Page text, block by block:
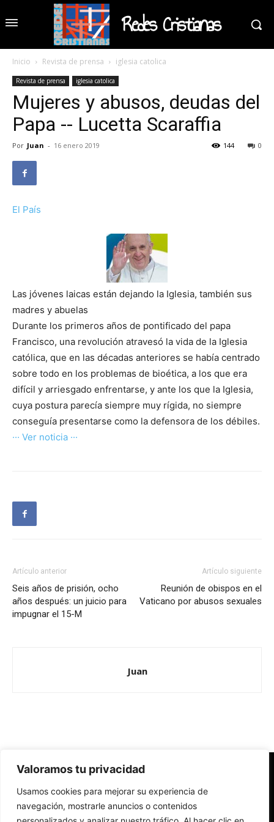
Valoramos tu privacidad
Usamos cookies para mejorar su experiencia de
navegación, mostrarle anuncios o contenidos
Redes Cristianas
Inicio Revista de prensa iglesia catolica
Revista de prensa iglesia catolica
Mujeres y abusos, deudas del
Papa -- Lucetta Scaraffia
Por Juan - 16 enero 2019 0
144
El País
Las jóvenes laicas están dejando la Iglesia, también sus
madres y abuelas
Durante los primeros años de pontificado del papa
Francisco, una revolución atravesó la vida de la Iglesia
católica, que en las décadas anteriores se había centrado
sobre todo en los problemas de bioética, a los que era
difícil y arriesgado enfrentarse, y ante los que la Iglesia,
cuya postura parecía siempre muy rígida, no siempre
conseguía presentarse como la defensora de los débiles.
··· Ver noticia ···
Artículo anterior
Seis años de prisión, ocho
años después: un juicio para
impugnar el 15-M
Artículo siguiente
Reunión de obispos en el
Vaticano por abusos sexuales
Juan
Redes Cristianas
Una mirada alternativa sobre la Iglesia católica y la sociedad
- Colectivos de Redes Cristianas